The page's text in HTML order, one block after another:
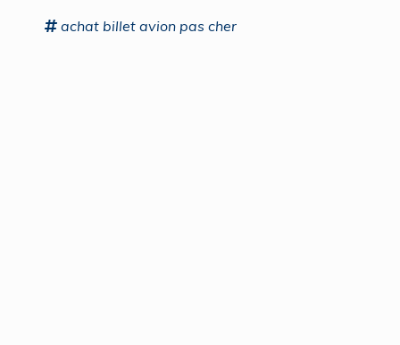
achat billet avion pas cher